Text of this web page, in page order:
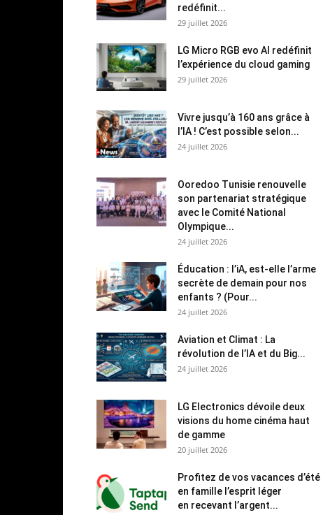
redéfinit...
29 juillet 2026
LG Micro RGB evo AI redéfinit
l’expérience du cloud gaming
29 juillet 2026
Vivre jusqu’à 160 ans grâce à
l’IA ! C’est possible selon...
24 juillet 2026
Ooredoo Tunisie renouvelle
son partenariat stratégique
avec le Comité National
Olympique...
24 juillet 2026
Éducation : l’iA, est-elle l’arme
secrète de demain pour nos
enfants ? (Pour...
24 juillet 2026
Aviation et Climat : La
révolution de l’IA et du Big...
24 juillet 2026
LG Electronics dévoile deux
visions du home cinéma haut
de gamme
20 juillet 2026
Profitez de vos vacances d’été
en famille l’esprit léger
en recevant l’argent...